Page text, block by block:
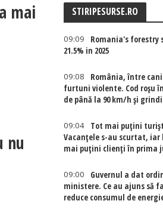
mai
nu
STIRIPESURSE.RO
09:09
Romania's forestry
21.5% in 2025
09:08
România, între
furtuni violente. Cod roșu
de până la 90 km/h și
09:04
Tot mai puțini
Vacanțele s-au scurtat,
mai puțini clienți în prima
09:00
Guvernul a dat
ministere. Ce au ajuns să
reduce consumul de